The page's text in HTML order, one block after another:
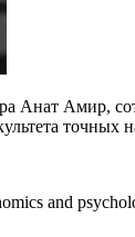
ра Анат Амир,
точных